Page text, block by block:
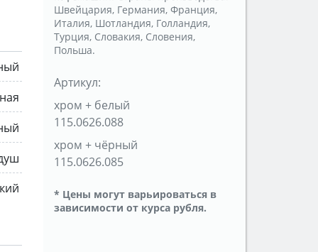
Швейцария, Германия, Франция,
Италия, Шотландия, Голландия,
Турция, Словакия, Словения,
Польша.
Артикул:
хром + белый
115.0626.088
хром + чёрный
115.0626.085
* Цены могут варьироваться в
зависимости от курса рубля.